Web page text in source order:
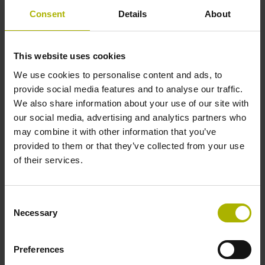
Consent Details About
This website uses cookies
We use cookies to personalise content and ads, to
provide social media features and to analyse our traffic.
We also share information about your use of our site with
our social media, advertising and analytics partners who
may combine it with other information that you’ve
provided to them or that they’ve collected from your use
of their services.
Selection
Necessary
Preferences
van 5 nm of een rek van 0,025 µε. Volgens het
meetbereik van ±5000 µε, geeft dit een beschikbare
resolutie van ±200.000 waarden of meer dan 18 bits.
Dit is ongeveer vijf keer meer meetinformatie dan in
conventionele installaties met op folie gebaseerde
reksensoren. Bovendien werken de ESR-rekmeters
zonder vermoeidheidsverschijnselen. Dankzij de hoge
+100 °C is de roterende encoder goed beschermd
toepassingen buitenshuis. Omdat het materiaal van de
verbindingsstang afhankelijk van het materiaal van het